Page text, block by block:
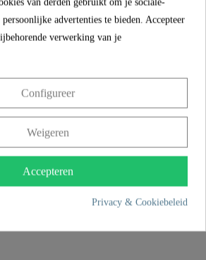
GmbH
van derden gebruikt om je sociale-
advertenties te bieden. Accepteer
verwerking van je
Configureer
Weigeren
Accepteren
Privacy & Cookiebeleid